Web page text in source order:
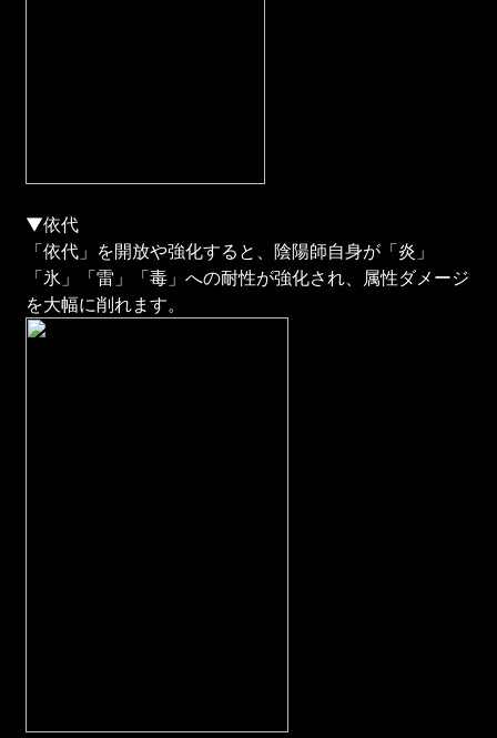
▼依代
「依代」を開放や強化すると、陰陽師自身が「炎」
「氷」「雷」「毒」への耐性が強化され、属性ダメージ
を大幅に削れます。